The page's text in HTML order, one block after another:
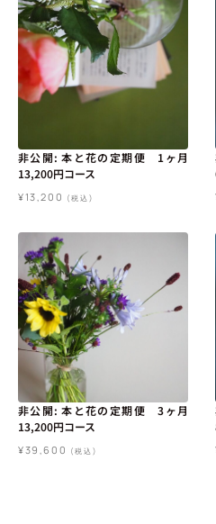
非公開: 本と花の定期便 1ヶ月
13,200円コース
¥13,200 (税込)
非公開: 本と花の定期便 3ヶ月
13,200円コース
¥39,600 (税込)